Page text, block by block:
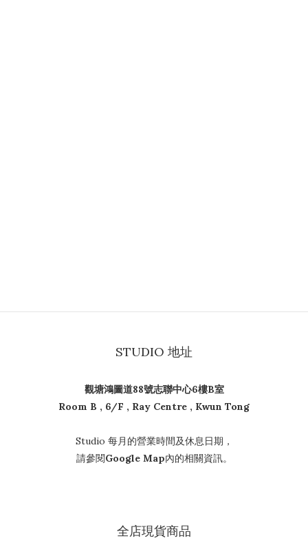
STUDIO 地址
觀塘鴻圖道88號志聯中心6樓B室
Room B , 6/F , Ray Centre , Kwun Tong
Studio 每月的營業時間及休息日期，
請參閱Google Map內的相關資訊。
全店現貨商品